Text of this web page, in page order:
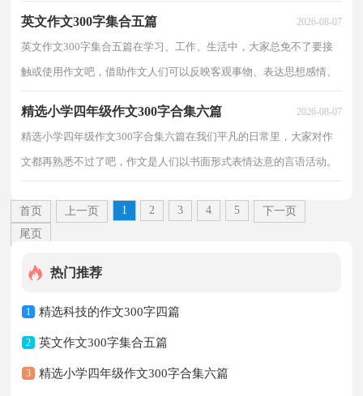
英文作文300字集合五篇 2026-08-07
英文作文300字集合五篇在学习、工作、生活中，大家总免不了要接
触或使用作文吧，借助作文人们可以反映客观事物、表达思想感情、
精选小学四年级作文300字合集六篇 2026-08-07
精选小学四年级作文300字合集六篇在我们平凡的日常里，大家对作
文都再熟悉不过了吧，作文是人们以书面形式表情达意的言语活动。
首页
上一页 1 2 3 4 5
下一页
尾页
热门推荐
1 精选科技的作文300字四篇
2 英文作文300字集合五篇
3 精选小学四年级作文300字合集六篇